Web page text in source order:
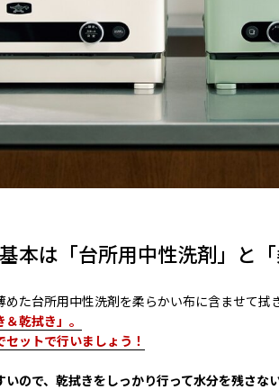
本は「台所用中性洗剤」と
た台所用中性洗剤を柔らかい布に含ませて拭
＆乾拭き」。
ットで行いましょう！
ので、乾拭きをしっかり行って水分を残さな